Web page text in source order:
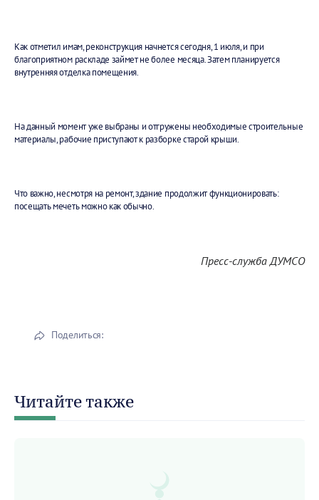
Как отметил имам, реконструкция начнется сегодня, 1 июля, и при
благоприятном раскладе займет не более месяца. Затем планируется
внутренняя отделка помещения.
На данный момент уже выбраны и отгружены необходимые строительные
материалы, рабочие приступают к разборке старой крыши.
Что важно, несмотря на ремонт, здание продолжит функционировать:
посещать мечеть можно как обычно.
Пресс-служба ДУМСО
Поделиться:
Читайте также